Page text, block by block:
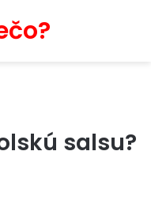
salsu?